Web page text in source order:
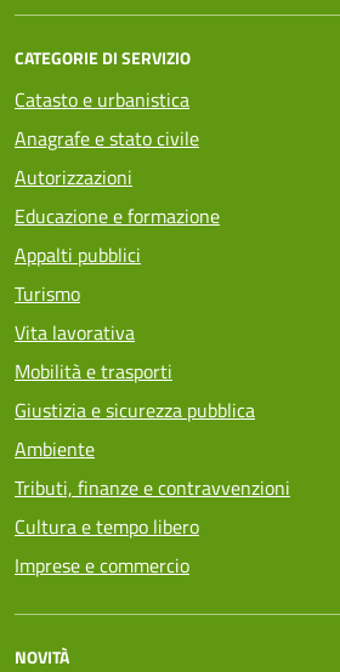
CATEGORIE DI SERVIZIO
Catasto e urbanistica
Anagrafe e stato civile
Autorizzazioni
Educazione e formazione
Appalti pubblici
Turismo
Vita lavorativa
Mobilità e trasporti
Giustizia e sicurezza pubblica
Ambiente
Tributi, finanze e contravvenzioni
Cultura e tempo libero
Imprese e commercio
NOVITÀ